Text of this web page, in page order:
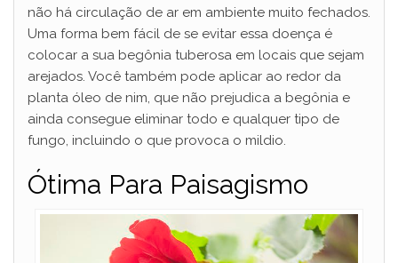
não há circulação de ar em ambiente muito fechados.
Uma forma bem fácil de se evitar essa doença é
colocar a sua begônia tuberosa em locais que sejam
arejados. Você também pode aplicar ao redor da
planta óleo de nim, que não prejudica a begônia e
ainda consegue eliminar todo e qualquer tipo de
fungo, incluindo o que provoca o mildio.
Ótima Para Paisagismo